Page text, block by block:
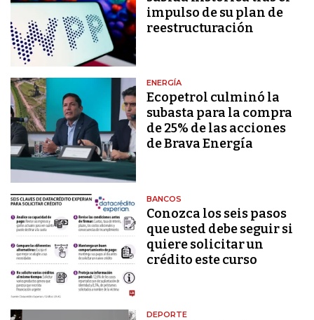
impulso de su plan de
reestructuración
ENERGÍA
Ecopetrol culminó la
subasta para la compra
de 25% de las acciones
de Brava Energía
BANCOS
Conozca los seis pasos
que usted debe seguir si
quiere solicitar un
crédito este curso
DEPORTE